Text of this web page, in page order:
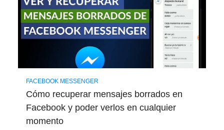
FACEBOOK MESSENGER
Cómo recuperar mensajes borrados en
Facebook y poder verlos en cualquier
momento